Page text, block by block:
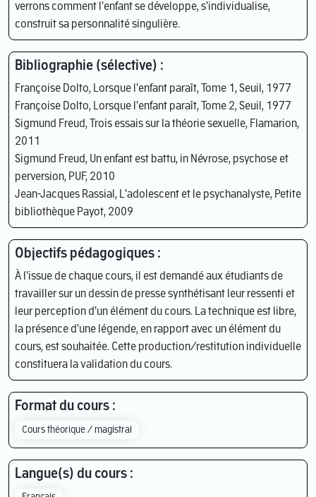
verrons comment l'enfant se développe, s'individualise,
construit sa personnalité singulière.
Bibliographie (sélective) :
Françoise Dolto, Lorsque l'enfant paraît, Tome 1, Seuil, 1977
Françoise Dolto, Lorsque l'enfant paraît, Tome 2, Seuil, 1977
Sigmund Freud, Trois essais sur la théorie sexuelle, Flamarion,
2011
Sigmund Freud, Un enfant est battu, in Névrose, psychose et
perversion, PUF, 2010
Jean-Jacques Rassial, L'adolescent et le psychanalyste, Petite
bibliothèque Payot, 2009
Objectifs pédagogiques :
À l'issue de chaque cours, il est demandé aux étudiants de
travailler sur un dessin de presse synthétisant leur ressenti et
leur perception d'un élément du cours. La technique est libre,
la présence d'une légende, en rapport avec un élément du
cours, est souhaitée. Cette production/restitution individuelle
constituera la validation du cours.
Format du cours :
Cours théorique / magistral
Langue(s) du cours :